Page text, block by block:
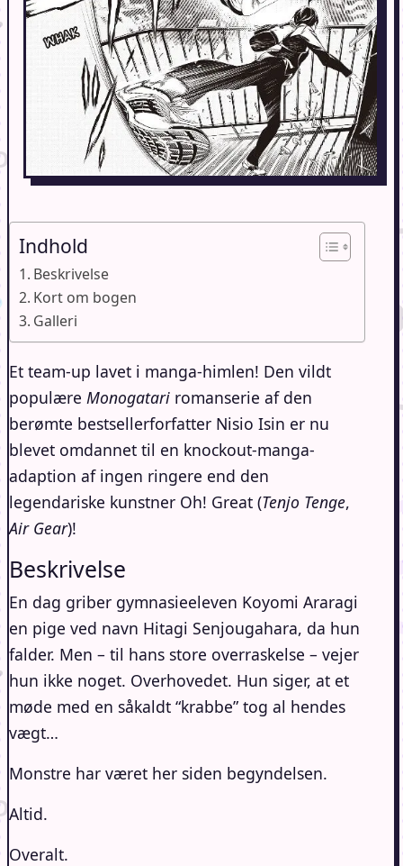
Indhold
Beskrivelse
Kort om bogen
Galleri
Et team-up lavet i manga-himlen! Den vildt
populære Monogatari romanserie af den
berømte bestsellerforfatter Nisio Isin er nu
blevet omdannet til en knockout-manga-
adaption af ingen ringere end den
legendariske kunstner Oh! Great (Tenjo Tenge,
Air Gear)!
Beskrivelse
En dag griber gymnasieeleven Koyomi Araragi
en pige ved navn Hitagi Senjougahara, da hun
falder. Men – til hans store overraskelse – vejer
hun ikke noget. Overhovedet. Hun siger, at et
møde med en såkaldt “krabbe” tog al hendes
vægt…
Monstre har været her siden begyndelsen.
Altid.
Overalt.